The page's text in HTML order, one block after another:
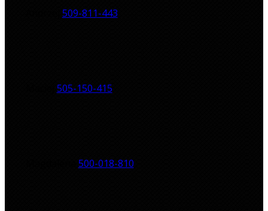
509-811-443
505-150-415
500-018-810